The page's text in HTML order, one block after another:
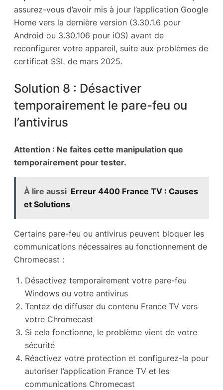
assurez-vous d’avoir mis à jour l’application Google
Home vers la dernière version (3.30.1.6 pour
Android ou 3.30.106 pour iOS) avant de
reconfigurer votre appareil, suite aux problèmes de
certificat SSL de mars 2025.
Solution 8 : Désactiver
temporairement le pare-feu ou
l’antivirus
Attention : Ne faites cette manipulation que
temporairement pour tester.
À lire aussi Erreur 4400 France TV : Causes
et Solutions
Certains pare-feu ou antivirus peuvent bloquer les
communications nécessaires au fonctionnement de
Chromecast :
Désactivez temporairement votre pare-feu
Windows ou votre antivirus
Tentez de diffuser du contenu France TV vers
votre Chromecast
Si cela fonctionne, le problème vient de votre
sécurité
Réactivez votre protection et configurez-la pour
autoriser l’application France TV et les
communications Chromecast